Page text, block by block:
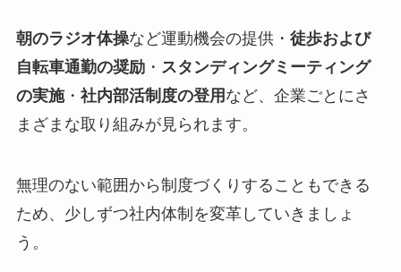
朝のラジオ体操など運動機会の提供・ 徒歩および
自転車通勤の奨励・ スタンディングミーティング
の実施・ 社内部活制度の登用 など、企業ごとにさ
まざまな取り組みが見られます。
無理のない範囲から制度づくりすることもできる
ため、少しずつ社内体制を変革していきましょ
う。